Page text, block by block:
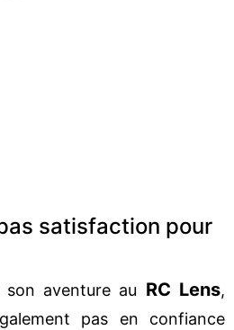
satisfaction pour
aventure au RC Lens,
pas en confiance